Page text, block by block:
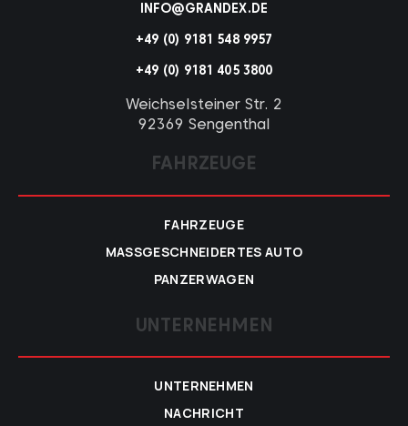
INFO@GRANDEX.DE
+49 (0) 9181 548 9957
+49 (0) 9181 405 3800
Weichselsteiner Str. 2
92369 Sengenthal
FAHRZEUGE
FAHRZEUGE
MASSGESCHNEIDERTES AUTO
PANZERWAGEN
UNTERNEHMEN
UNTERNEHMEN
NACHRICHT